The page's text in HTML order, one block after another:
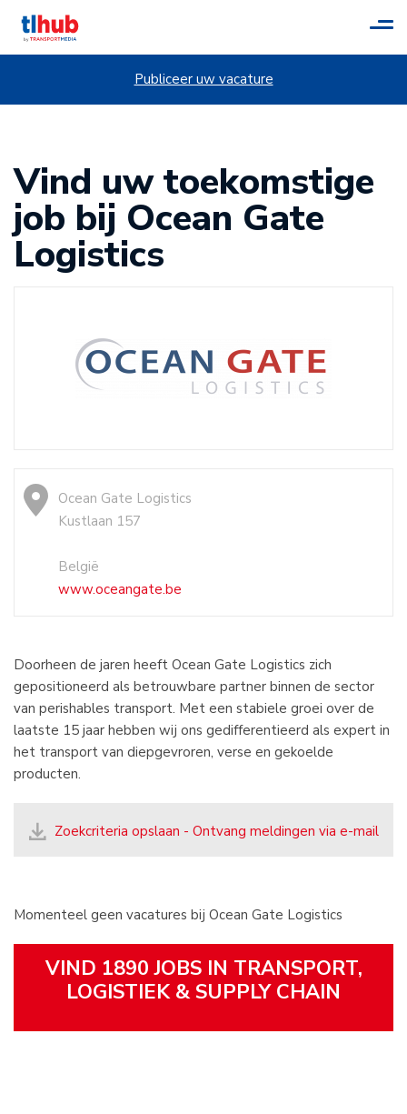
Publiceer uw vacature
Vind uw toekomstige
job bij Ocean Gate
Logistics
Ocean Gate Logistics
Kustlaan 157
België
www.oceangate.be
Doorheen de jaren heeft Ocean Gate Logistics zich
gepositioneerd als betrouwbare partner binnen de sector
van perishables transport. Met een stabiele groei over de
laatste 15 jaar hebben wij ons gedifferentieerd als expert in
het transport van diepgevroren, verse en gekoelde
producten.
Zoekcriteria opslaan - Ontvang meldingen via e-mail
Momenteel geen vacatures bij Ocean Gate Logistics
VIND 1890 JOBS IN TRANSPORT,
LOGISTIEK & SUPPLY CHAIN